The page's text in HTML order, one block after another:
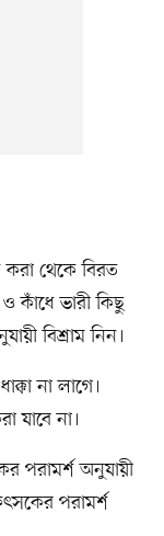
থেকে বিরত
কাঁধে ভারী কিছু
বিশ্রাম নিন।
না লাগে।
যাবে না।
পরামর্শ অনুযায়ী
পরামর্শ